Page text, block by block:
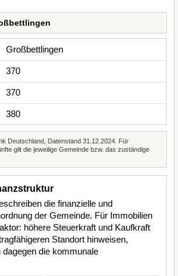
Großbettlingen
370
370
380
Deutschland, Datenstand 31.12.2024. Für
gilt die jeweilige Gemeinde bzw. das zuständige
die finanzielle und
der Gemeinde. Für Immobilien
höhere Steuerkraft und Kaufkraft
Standort hinweisen,
die kommunale